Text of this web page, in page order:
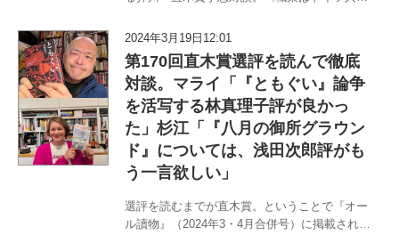
杉江松恋のチームM&Mが7月17日に選考会が行
われる第171回芥川・直木賞の裏の裏まで読み
尽くし…
2024年3月19日12:01
第170回直木賞選評を読んで徹底
対談。マライ「『ともぐい』論争
を活写する林真理子評が良かっ
た」杉江「『八月の御所グラウン
ド』については、浅田次郎評がも
う一言欲しい」
選評を読むまでが直木賞。ということで『オー
ル讀物』（2024年3・4月合併号）に掲載される